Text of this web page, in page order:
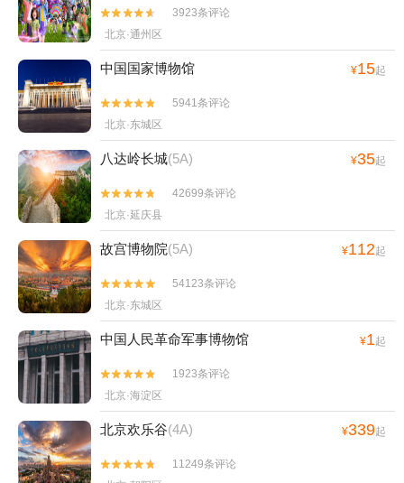


3923条评论
北京·通州区
中国国家博物馆 ¥15起


5941条评论
北京·东城区
八达岭长城(5A) ¥35起


42699条评论
北京·延庆县
故宫博物院(5A) ¥112起


54123条评论
北京·东城区
中国人民革命军事博物馆 ¥1起


1923条评论
北京·海淀区
北京欢乐谷(4A) ¥339起


11249条评论